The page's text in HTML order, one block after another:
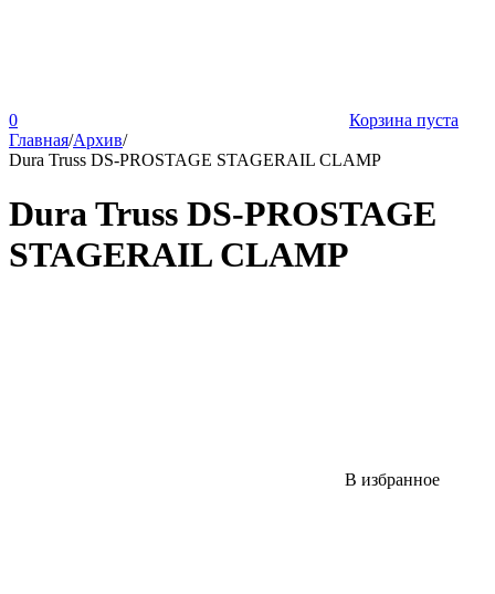
0
Корзина пуста
Главная/Архив/
Dura Truss DS-PROSTAGE STAGERAIL CLAMP
Dura Truss DS-PROSTAGE
STAGERAIL CLAMP
В избранное